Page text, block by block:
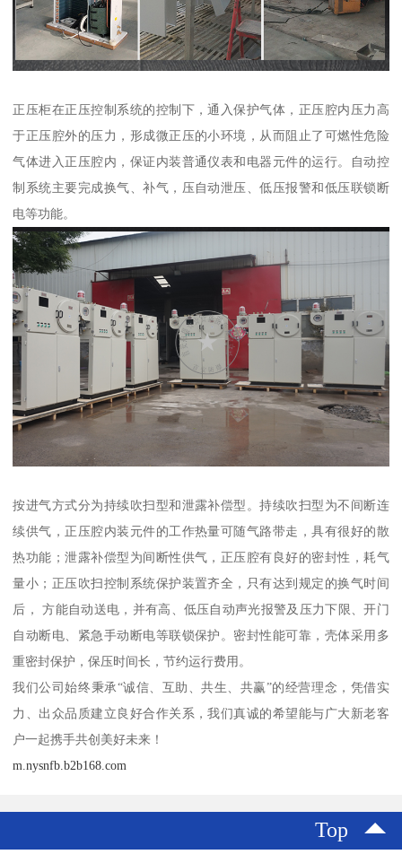
正压柜在正压控制系统的控制下，通入保护气体，正压腔内压力高
于正压腔外的压力，形成微正压的小环境，从而阻止了可燃性危险
气体进入正压腔内，保证内装普通仪表和电器元件的运行。自动控
制系统主要完成换气、补气，压自动泄压、低压报警和低压联锁断
电等功能。
按进气方式分为持续吹扫型和泄露补偿型。持续吹扫型为不间断连
续供气，正压腔内装元件的工作热量可随气路带走，具有很好的散
热功能；泄露补偿型为间断性供气，正压腔有良好的密封性，耗气
量小；正压吹扫控制系统保护装置齐全，只有达到规定的换气时间
后， 方能自动送电，并有高、低压自动声光报警及压力下限、开门
自动断电、紧急手动断电等联锁保护。密封性能可靠，壳体采用多
重密封保护，保压时间长，节约运行费用。
我们公司始终秉承“诚信、互助、共生、共赢”的经营理念，凭借实
力、出众品质建立良好合作关系，我们真诚的希望能与广大新老客
户一起携手共创美好未来！
m.nysnfb.b2b168.com
Top